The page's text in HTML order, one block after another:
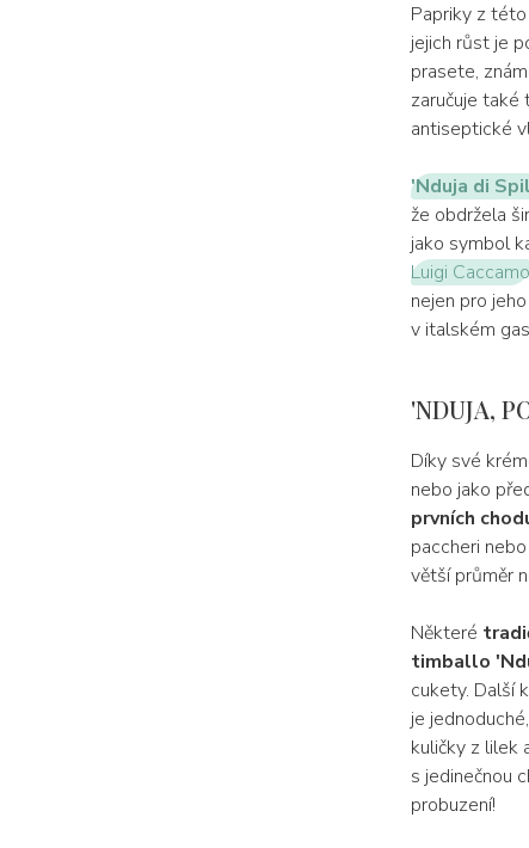
Papriky z
jejich růst je
prasete,
zaručuje také
antiseptické
'Nduja di
že obdržela
jako symbol
Luigi Caccamo
nejen pro
v italském
'NDUJA,
Díky své
nebo jako
prvních
paccheri
větší průměr
Některé
timballo
cukety. Další
je
kuličky z lilek
s jedinečnou
probuzení!